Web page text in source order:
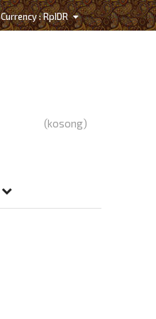
Currency :Rp‎IDR
(kosong)